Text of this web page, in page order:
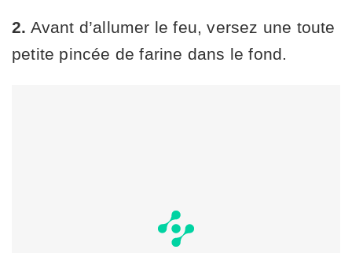
2. Avant d’allumer le feu, versez une toute
petite pincée de farine dans le fond.